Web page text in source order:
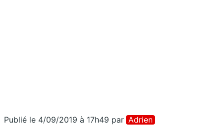
Publié le 4/09/2019 à 17h49 par Adrien